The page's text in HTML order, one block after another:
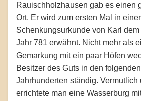
Rauischholzhausen gab es einen
Ort. Er wird zum ersten Mal in einer
Schenkungsurkunde von Karl
Jahr 781 erwähnt. Nicht mehr als
Gemarkung mit ein paar Höfen
Besitzer des Guts in den folgenden
Jahrhunderten ständig. Vermutlich
errichtete man eine Wasserburg